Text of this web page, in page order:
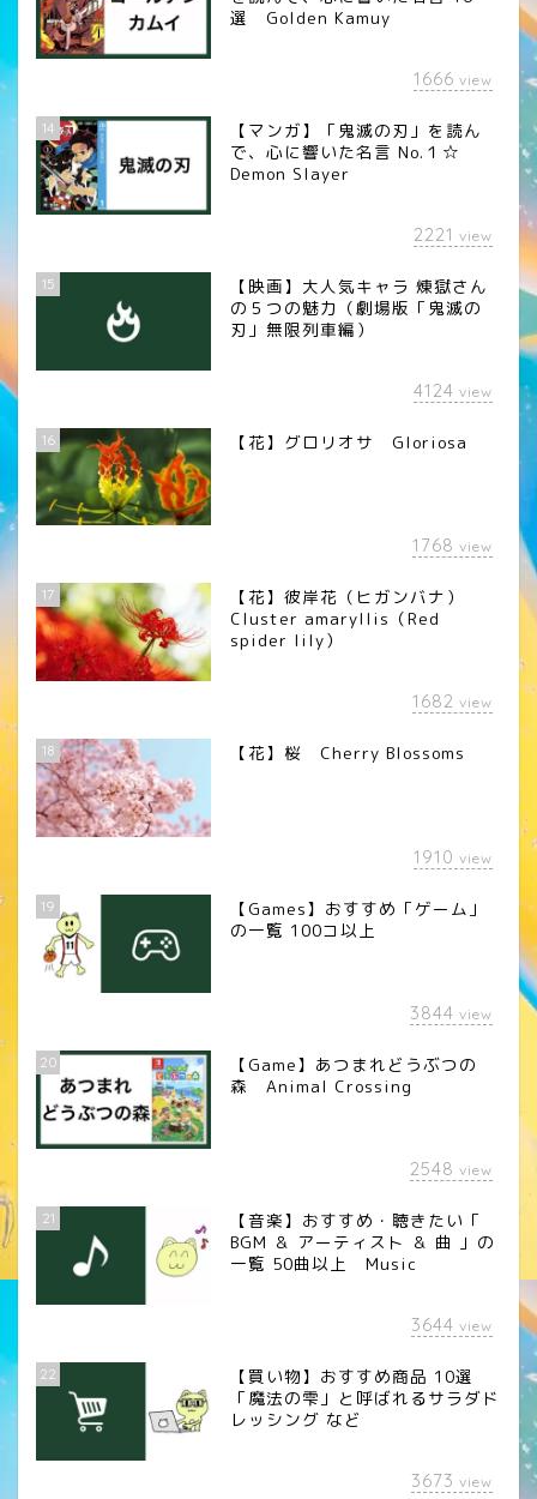
選 Golden Kamuy
1666 view
14
【マンガ】「鬼滅の刃」を読ん
で、心に響いた名言 No.１☆
Demon Slayer
2221 view
15
【映画】大人気キャラ 煉󠄁獄さん
の５つの魅力（劇場版「鬼滅の
刃」無限列車編）
4124 view
16 【花】グロリオサ Gloriosa
1768 view
17
【花】彼岸花（ヒガンバナ）
Cluster amaryllis（Red
spider lily）
1682 view
18 【花】桜 Cherry Blossoms
1910 view
19
【Games】おすすめ「ゲーム」
の一覧 100コ以上
3844 view
20
【Game】あつまれどうぶつの
森 Animal Crossing
2548 view
21
【音楽】おすすめ・聴きたい「
BGM ＆ アーティスト ＆ 曲 」の
一覧 50曲以上 Music
3644 view
22
【買い物】おすすめ商品 10選
「魔法の雫」と呼ばれるサラダド
レッシング など
3673 view